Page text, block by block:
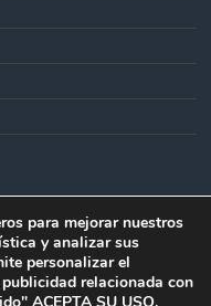
para mejorar nuestros
y analizar sus
personalizar el
relacionada con